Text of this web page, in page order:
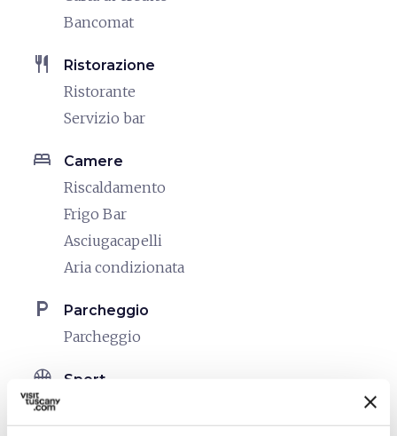
Bancomat
restaurant Ristorazione
Ristorante
Servizio bar
bed Camere
Riscaldamento
Frigo Bar
Asciugacapelli
Aria condizionata
local_parking Parcheggio
Parcheggio
sports_basketball Sport